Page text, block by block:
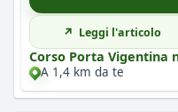
Leggi l'articolo
Corso Porta Vigentina
A 1,4 km da te